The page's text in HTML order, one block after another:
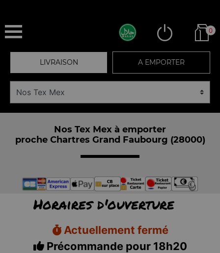
0
LIVRAISON A EMPORTER
Nos Tex Mex à emporter
proche Chartres Grand Faubourg (28000)
Horaires d'ouverture
Actuellement fermé
Précommande pour 18h20